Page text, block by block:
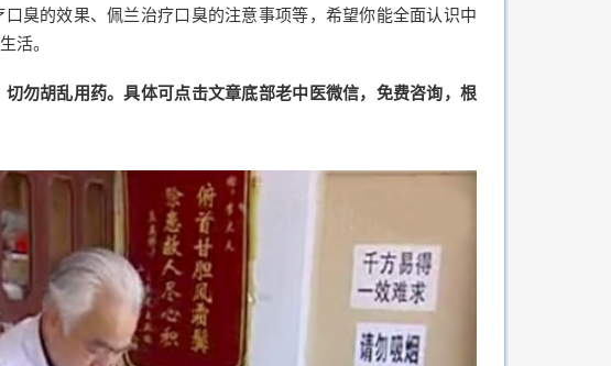
臭的效果、佩兰治疗口臭的注意事项等，希望你能全面认识中
活。
勿胡乱用药。具体可点击文章底部老中医微信，免费咨询，根